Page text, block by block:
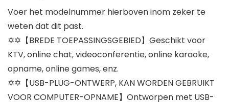
Voer het modelnummer hierboven inom zeker te
weten dat dit past.
✡✡【BREDE TOEPASSINGSGEBIED】Geschikt voor
KTV, online chat, videoconferentie, online karaoke,
opname, online games, enz.
✡✡【USB-PLUG-ONTWERP, KAN WORDEN GEBRUIKT
VOOR COMPUTER-OPNAME】Ontworpen met USB-